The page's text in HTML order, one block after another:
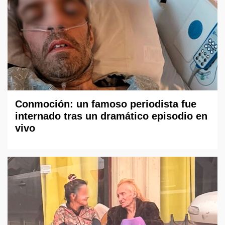
Conmoción: un famoso periodista fue
internado tras un dramático episodio en
vivo